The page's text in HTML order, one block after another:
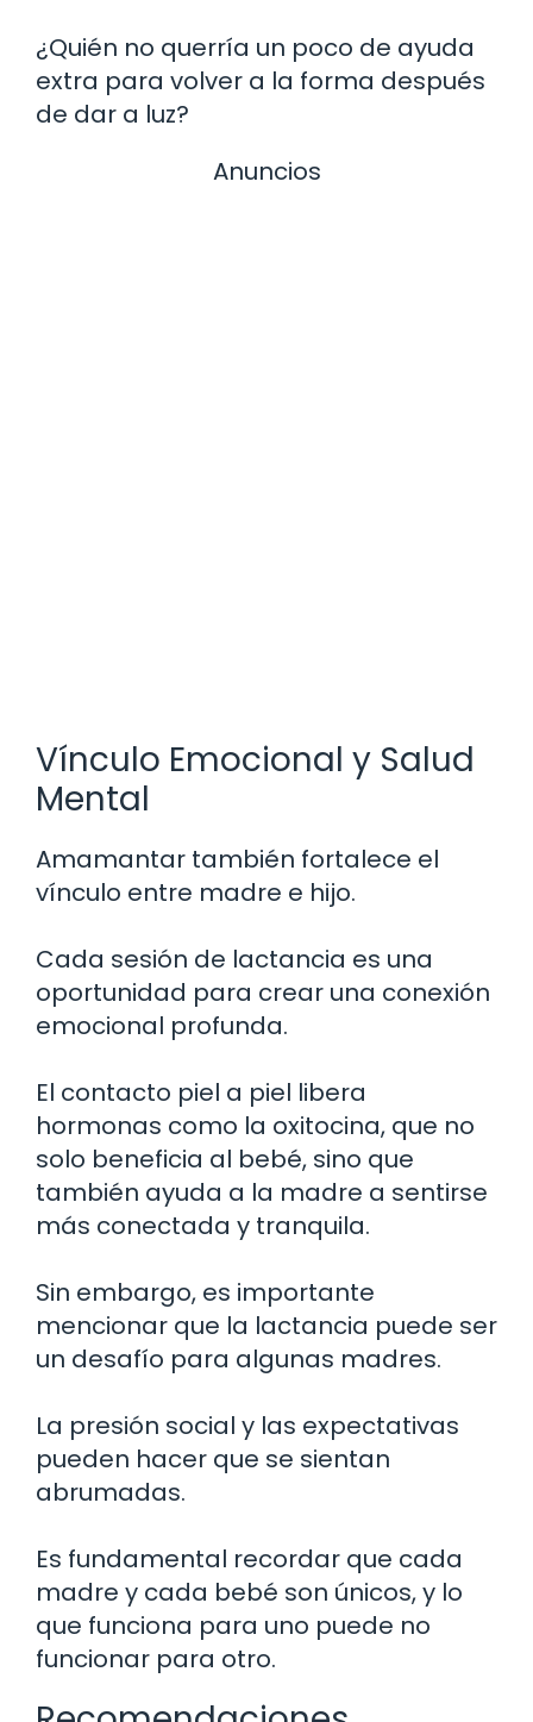
¿Quién no querría un poco de ayuda
extra para volver a la forma después
de dar a luz?
Anuncios
Vínculo Emocional y Salud
Mental
Amamantar también fortalece el
vínculo entre madre e hijo.
Cada sesión de lactancia es una
oportunidad para crear una conexión
emocional profunda.
El contacto piel a piel libera
hormonas como la oxitocina, que no
solo beneficia al bebé, sino que
también ayuda a la madre a sentirse
más conectada y tranquila.
Sin embargo, es importante
mencionar que la lactancia puede ser
un desafío para algunas madres.
La presión social y las expectativas
pueden hacer que se sientan
abrumadas.
Es fundamental recordar que cada
madre y cada bebé son únicos, y lo
que funciona para uno puede no
funcionar para otro.